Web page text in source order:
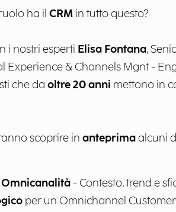
ha il CRM in tutto questo?
i nostri esperti Elisa Fontana,
Experience & Channels Mgnt -
che da oltre 20 anni mettono in
scoprire in anteprimaalcuni
Omnicanalità- Contesto, trend e
per un Omnichannel